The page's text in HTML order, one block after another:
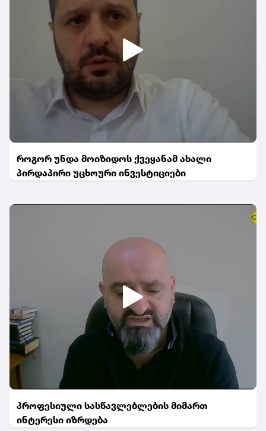
როგორ უნდა მოიზიდოს ქვეყანამ ახალი
პირდაპირი უცხოური ინვესტიციები
პროფესიული სასწავლებლების მიმართ
ინტერესი იზრდება